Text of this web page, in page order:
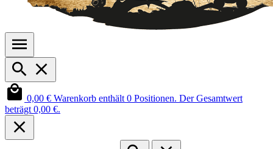
0,00 € Warenkorb enthält 0 Positionen. Der Gesamtwert
beträgt 0,00 €.